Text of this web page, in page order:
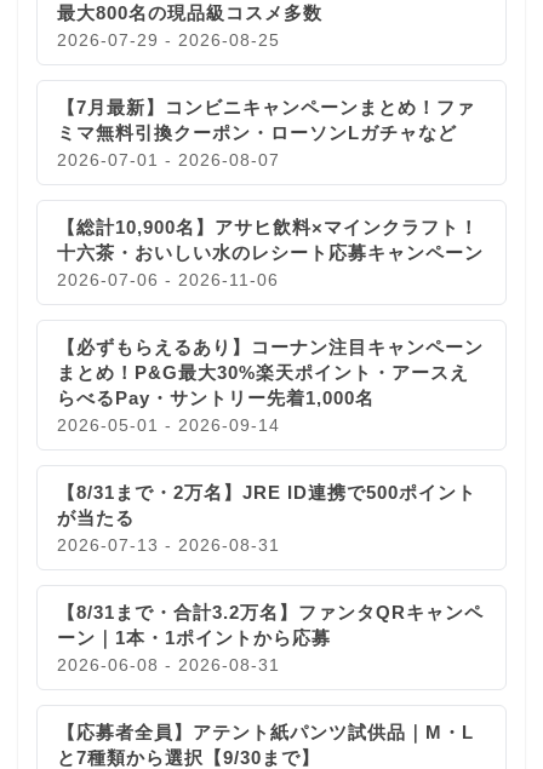
最大800名の現品級コスメ多数
2026-07-29 - 2026-08-25
【7月最新】コンビニキャンペーンまとめ！ファ
ミマ無料引換クーポン・ローソンLガチャなど
2026-07-01 - 2026-08-07
【総計10,900名】アサヒ飲料×マインクラフト！
十六茶・おいしい水のレシート応募キャンペーン
2026-07-06 - 2026-11-06
【必ずもらえるあり】コーナン注目キャンペーン
まとめ！P&G最大30%楽天ポイント・アースえ
らべるPay・サントリー先着1,000名
2026-05-01 - 2026-09-14
【8/31まで・2万名】JRE ID連携で500ポイント
が当たる
2026-07-13 - 2026-08-31
【8/31まで・合計3.2万名】ファンタQRキャンペ
ーン｜1本・1ポイントから応募
2026-06-08 - 2026-08-31
【応募者全員】アテント紙パンツ試供品｜M・L
と7種類から選択【9/30まで】